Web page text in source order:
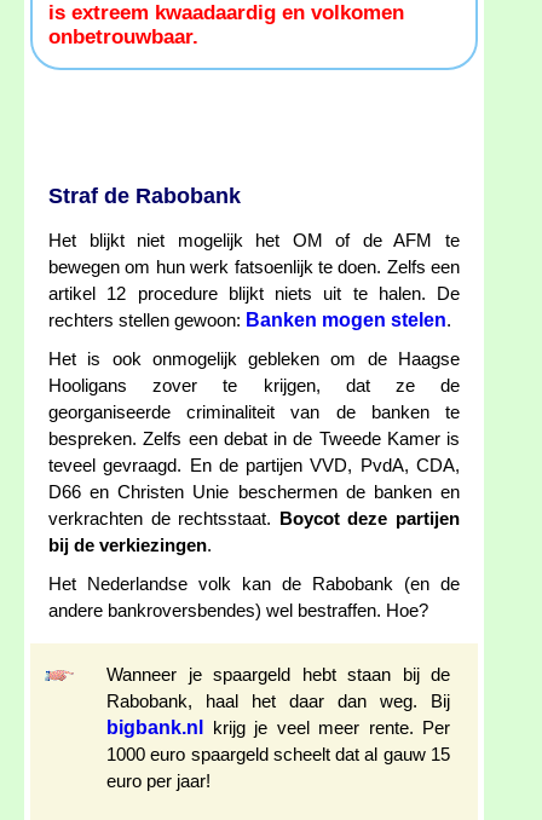
is extreem kwaadaardig en volkomen
onbetrouwbaar.
Straf de Rabobank
Het blijkt niet mogelijk het OM of de AFM te
bewegen om hun werk fatsoenlijk te doen. Zelfs een
artikel 12 procedure blijkt niets uit te halen. De
rechters stellen gewoon: Banken mogen stelen.
Het is ook onmogelijk gebleken om de Haagse
Hooligans zover te krijgen, dat ze de
georganiseerde criminaliteit van de banken te
bespreken. Zelfs een debat in de Tweede Kamer is
teveel gevraagd. En de partijen VVD, PvdA, CDA,
D66 en Christen Unie beschermen de banken en
verkrachten de rechtsstaat.
Boycot deze partijen
bij de verkiezingen.
Het Nederlandse volk kan de Rabobank (en de
andere bankroversbendes) wel bestraffen. Hoe?
Wanneer je spaargeld hebt staan bij de
Rabobank, haal het daar dan weg. Bij
bigbank.nl
krijg je veel meer rente. Per
1000 euro spaargeld scheelt dat al gauw 15
euro per jaar!